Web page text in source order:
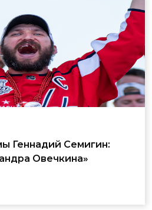
Геннадий Семигин:
Овечкина»